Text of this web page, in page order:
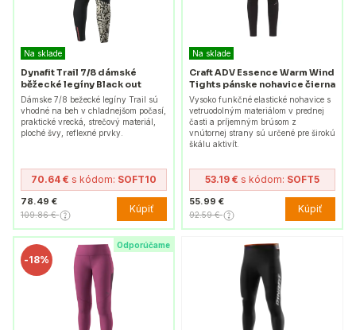
Na sklade
Dynafit Trail 7/8 dámské
běžecké legíny Black out
Dámske 7/8 bežecké legíny Trail sú
vhodné na beh v chladnejšom počasí,
praktické vrecká, strečový materiál,
ploché švy, reflexné prvky.
70.64 € s kódom: SOFT10
78.49 €
109.86 € Kúpiť
Na sklade
Craft ADV Essence Warm Wind
Tights pánske nohavice čierna
Vysoko funkčné elastické nohavice s
vetruodolným materiálom v prednej
časti a príjemným brúsom z
vnútornej strany sú určené pre širokú
škálu aktivít.
53.19 € s kódom: SOFT5
55.99 €
92.59 € Kúpiť
Odporúčame
-18%